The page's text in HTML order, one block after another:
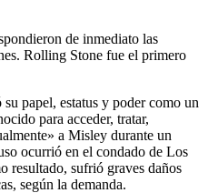
de inmediato las
Rolling Stone fue el primero
papel, estatus y poder como un
para acceder, tratar,
a Misley durante un
ocurrió en el condado de Los
resultado, sufrió graves daños
según la demanda.